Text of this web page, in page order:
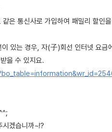
은 통신사로 가입하여 패밀리 할인
있는 경우, 자(子)회선 인터넷 요금
을 수 있지요.
시겠습니까~!?